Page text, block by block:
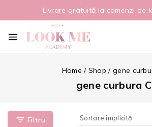
Livrare gratuită la comenzi de
Home / Shop / gene
gene curbura C
Filtru